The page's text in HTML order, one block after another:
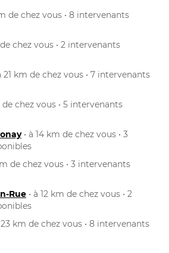
de chez vous • 8 intervenants
de chez vous • 2 intervenants
21 km de chez vous • 7 intervenants
de chez vous • 5 intervenants
• à 14 km de chez vous • 3
de chez vous • 3 intervenants
Rue • à 12 km de chez vous • 2
23 km de chez vous • 8 intervenants